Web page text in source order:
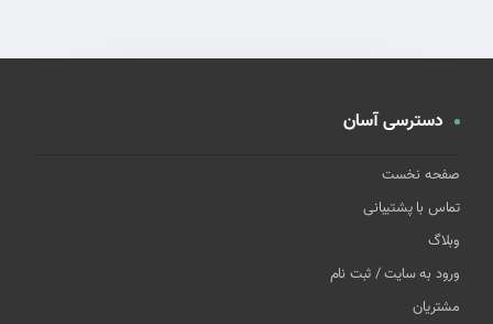
دسترسی آسان
صفحه نخست
تماس با پشتیبانی
وبلاگ
ورود به سایت / ثبت نام
مشتریان